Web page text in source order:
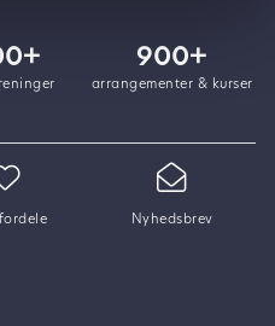
Nyhedsbrev
900+
arrangementer & kurser